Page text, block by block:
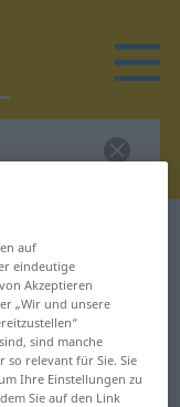
auf
eindeutige
Akzeptieren
„Wir und unsere
sind manche
so relevant für Sie. Sie
Ihre Einstellungen zu
Sie auf den Link